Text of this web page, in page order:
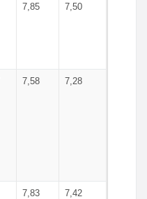
7,85 7,50
7,58 7,28
7,83 7,42